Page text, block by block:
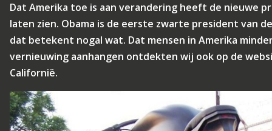
Dat Amerika toe is aan verandering heeft de nieuwe
laten zien. Obama is de eerste zwarte president van
dat betekent nogal wat. Dat mensen in Amerika
vernieuwing aanhangen ontdekten wij ook op de
Californië.